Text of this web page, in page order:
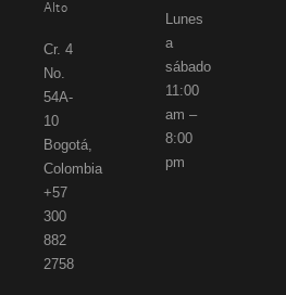
Alto
Cr. 4
No.
54A-
10
Bogotá,
Colombia
+57
300
882
2758
Lunes
a
sábado
11:00
am –
8:00
pm